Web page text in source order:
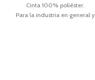
Cinta 100% poliéster.
Para la industria en general y